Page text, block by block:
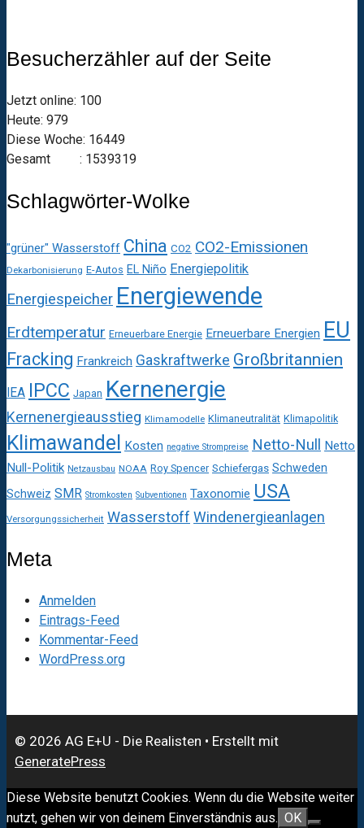
Besucherzähler auf der Seite
Jetzt online: 100
Heute: 979
Diese Woche: 16449
Gesamt : 1539319
Schlagwörter-Wolke
"grüner" Wasserstoff China CO2 CO2-Emissionen
Dekarbonisierung E-Autos EL Niño Energiepolitik
Energiespeicher Energiewende
Erdtemperatur Erneuerbare Energie Erneuerbare Energien EU
Fracking Frankreich Gaskraftwerke Großbritannien
IEA IPCC Japan Kernenergie
Kernenergieausstieg Klimamodelle Klimaneutralität Klimapolitik
Klimawandel Kosten negative Strompreise Netto-Null Netto
Null-Politik Netzausbau NOAA Roy Spencer Schiefergas Schweden
Schweiz SMR Stromkosten Subventionen Taxonomie USA
Versorgungssicherheit Wasserstoff Windenergieanlagen
Meta
Anmelden
Eintrags-Feed
Kommentar-Feed
WordPress.org
© 2026 AG E+U - Die Realisten • Erstellt mit
GeneratePress
Diese Website benutzt Cookies. Wenn du die Website weiter
nutzt, gehen wir von deinem Einverständnis aus. OK